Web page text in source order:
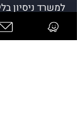
למשרד ניסיון
פוגעות,
וועדות התכנון,